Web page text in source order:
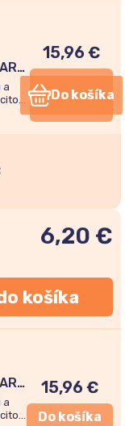
a
15,96 €
Do košíka
6,20 €
košíka
a
15,96 €
Do košíka